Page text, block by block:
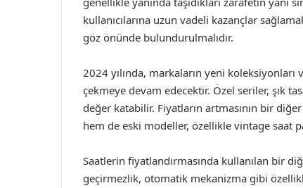
kullanıcılarına uzun vadeli kazançlar
göz önünde bulundurulmalıdır.
2024 yılında, markaların yeni koleksiyonları
çekmeye devam edecektir. Özel seriler, şık
değer katabilir. Fiyatların artmasının bir
hem de eski modeller, özellikle vintage saat
Saatlerin fiyatlandırmasında kullanılan bir
geçirmezlik, otomatik mekanizma gibi